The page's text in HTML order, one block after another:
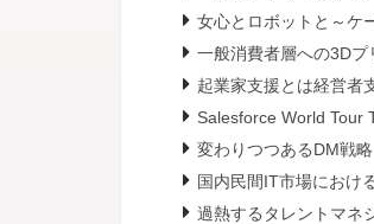
女心とロボットと～ケ
一般消費者層への3Dプ
起業家支援とは経営者
Salesforce World Tour
変わりつつあるDM戦略
国内民間IT市場におけ
過熱するタレントマ